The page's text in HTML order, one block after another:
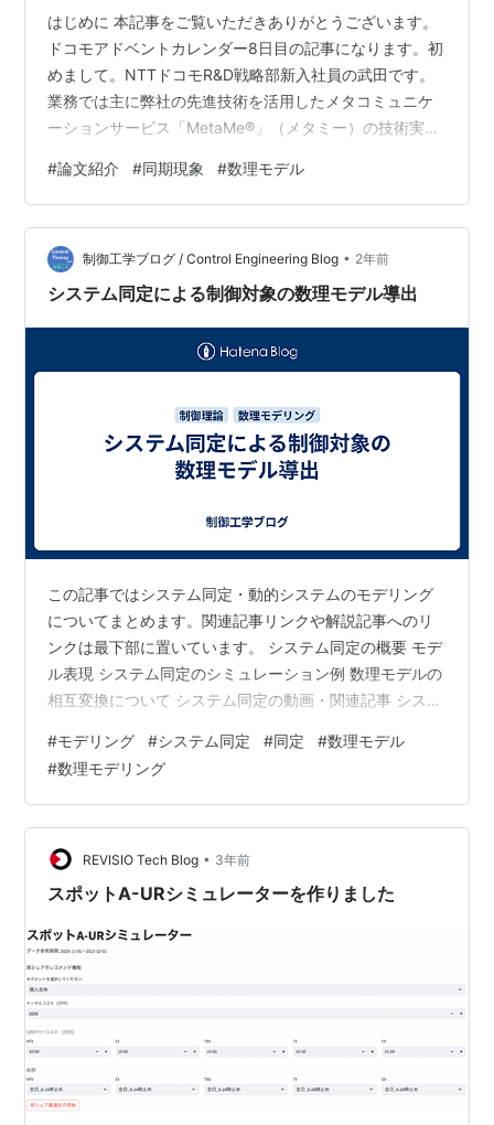
はじめに 本記事をご覧いただきありがとうございます。
ドコモアドベントカレンダー8日目の記事になります。初
めまして。NTTドコモR&D戦略部新入社員の武田です。
業務では主に弊社の先進技術を活用したメタコミュニケ
ーションサービス「MetaMe®」（メタミー）の技術実装
ターンを実データから分析し、災害時の安心・安全な避
難を実現するためのシミュレーションや最適化に関する
研究に従事しておりました。現在仮想空間内においても
「ユーザの流れ」や「ユーザの行動」に注目し、技術実
装を行っています。群衆の動きに関するサーベイを進め
#論文紹介 #同期現象 #数理モデル
制御工学ブログ / Control Engineering Blog • 2年前
システム同定による制御対象の数理モデル導出
この記事ではシステム同定・動的システムのモデリング
についてまとめます。関連記事リンクや解説記事へのリ
ンクは最下部に置いています。 システム同定の概要 モデ
ル表現 システム同定のシミュレーション例 数理モデルの
相互変換について システム同定の動画・関連記事 システ
デリングシステム同定について説明をしていきたいと思
います。まず制御工学において数式モデルは重要な役割
を果たします。モデルベースの制御を行う場合には、ま
ず制御対象の入出力特性に基づいてモデルを導出しま
す。 モデルに基づいた制御設計 そしてその得られた数理
モデルに対して必要な性能が得られ…
#モデリング #システム同定 #同定 #数理モデル
#数理モデリング
REVISIO Tech Blog • 3年前
スポットA-URシミュレーターを作りました